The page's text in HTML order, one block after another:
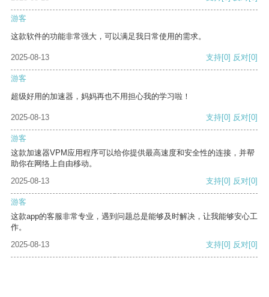
游客
这款软件的功能非常强大，可以满足我日常使用的需求。
2025-08-13 支持[0] 反对[0]
游客
超级好用的加速器，妈妈再也不用担心我的学习啦！
2025-08-13 支持[0] 反对[0]
游客
这款加速器VPM应用程序可以给你提供最高速度和安全性的连接，并帮
助你在网络上自由移动。
2025-08-13
支持[0] 反对[0]
游客
这款app的客服非常专业，遇到问题总是能够及时解决，让我能够安心工
作。
2025-08-13
支持[0] 反对[0]